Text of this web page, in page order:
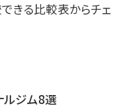
きる比較表からチェ
ルジム8選